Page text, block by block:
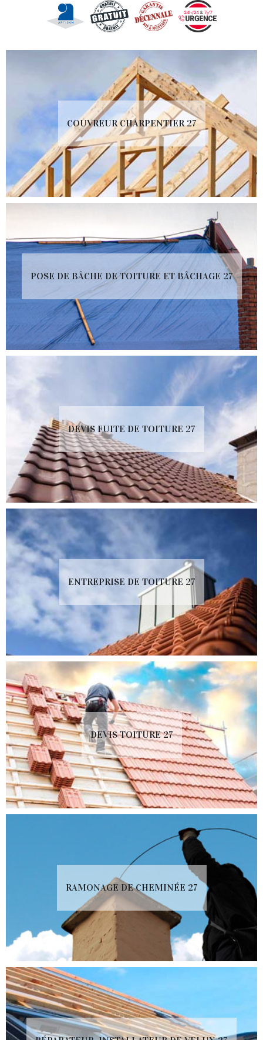
COUVREUR CHARPENTIER 27
POSE DE BÂCHE DE TOITURE ET BÂCHAGE 27
DEVIS FUITE DE TOITURE 27
ENTREPRISE DE TOITURE 27
DEVIS TOITURE 27
RAMONAGE DE CHEMINÉE 27